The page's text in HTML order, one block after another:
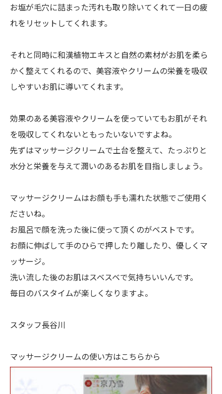
お塩が毛穴に詰まった汚れも取り除いてくれて一日の疲
れをリセットしてくれます。
それと同時に和漢植物エキスと自然の素材がお肌を柔ら
かく整えてくれるので、美容液やクリームの栄養を吸収
しやすいお肌に導いてくれます。
効果のある美容液やクリームを使っていてもお肌がそれ
を吸収してくれないともったいないですよね。
先ずはマッサージクリームで土台を整えて、たっぷりと
水分と栄養を与えて潤いのあるお肌を目指しましょう。
マッサージクリームはお顔も手も濡れた状態でご使用く
ださいね。
お風呂で顔を洗った後に使って頂くのがベストです。
お顔に伸ばして手のひらで押したり離したり、優しくマ
ッサージ。
洗い流した後のお肌はスベスベで気持ちいいんです。
毎日のバスタイムが楽しくなりますよ。
スタッフ長谷川
マッサージクリームの使い方はこちらから